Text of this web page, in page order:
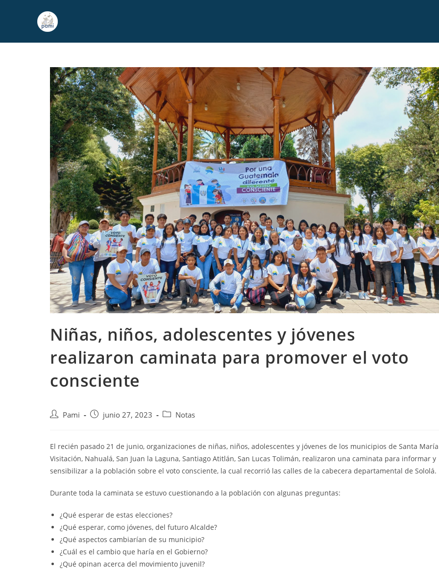
Niñas, niños, adolescentes y jóvenes
realizaron caminata para promover el voto
consciente
Pami junio 27, 2023 Notas
El recién pasado 21 de junio, organizaciones de niñas, niños, adolescentes y jóvenes de los municipios de Santa María
Visitación, Nahualá, San Juan la Laguna, Santiago Atitlán, San Lucas Tolimán, realizaron una caminata para informar y
sensibilizar a la población sobre el voto consciente, la cual recorrió las calles de la cabecera departamental de Sololá.
Durante toda la caminata se estuvo cuestionando a la población con algunas preguntas:
¿Qué esperar de estas elecciones?
¿Qué esperar, como jóvenes, del futuro Alcalde?
¿Qué aspectos cambiarían de su municipio?
¿Cuál es el cambio que haría en el Gobierno?
¿Qué opinan acerca del movimiento juvenil?